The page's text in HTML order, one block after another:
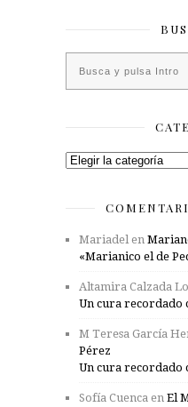
Categorías
Mariadelen
«Marianico el de
Altamira Calzada
Un cura recordado
M Teresa García
Pérez
Un cura recordado
Sofía Cuenca en El